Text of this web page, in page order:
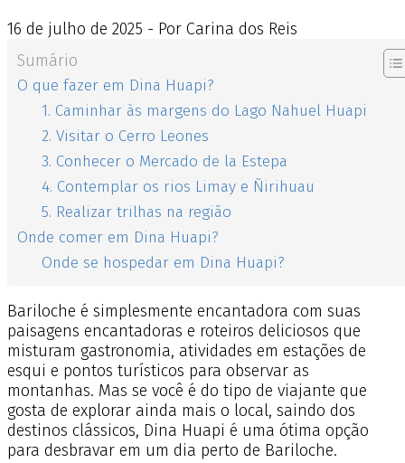
16 de julho de 2025 - Por Carina dos Reis
Sumário
O que fazer em Dina Huapi?
1. Caminhar às margens do Lago Nahuel Huapi
2. Visitar o Cerro Leones
3. Conhecer o Mercado de la Estepa
4. Contemplar os rios Limay e Ñirihuau
5. Realizar trilhas na região
Onde comer em Dina Huapi?
Onde se hospedar em Dina Huapi?
Bariloche é simplesmente encantadora com suas
paisagens encantadoras e roteiros deliciosos que
misturam gastronomia, atividades em estações de
esqui e pontos turísticos para observar as
montanhas. Mas se você é do tipo de viajante que
gosta de explorar ainda mais o local, saindo dos
destinos clássicos, Dina Huapi é uma ótima opção
para desbravar em um dia perto de Bariloche.